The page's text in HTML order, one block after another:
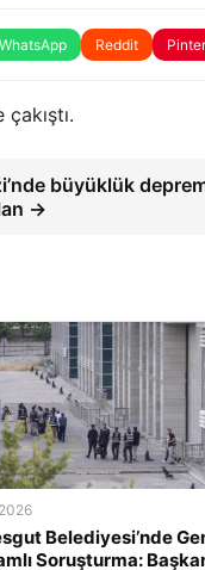
WhatsApp Reddit
büyüklük
→
Belediyesi’nde
Soruşturma: